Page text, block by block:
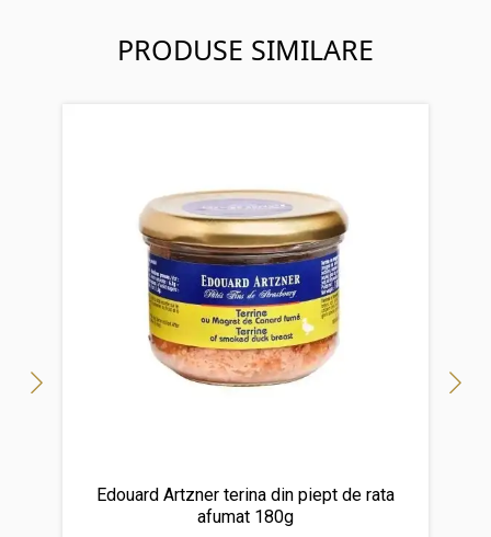
PRODUSE SIMILARE
Edouard Artzner terina din piept de rata
afumat 180g